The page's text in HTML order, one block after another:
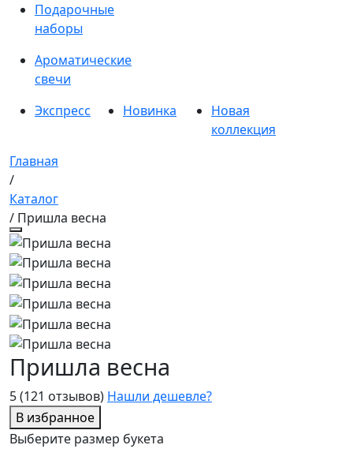
Подарочные
наборы
Ароматические
свечи
Экспресс
Новинка
Новая
коллекция
Главная
/
Каталог
/ Пришла весна
5(121 отзывов) Нашли дешевле?
В избранное
Пришла весна
Выберите размер букета